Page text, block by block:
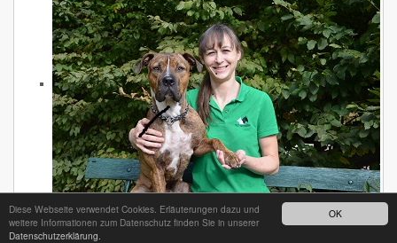
OK
Diese Webseite verwendet Cookies. Erläuterungen dazu und
weitere Informationen zum Datenschutz finden Sie in unserer
Datenschutzerklärung.24h - Bereitschaftsdienst unter